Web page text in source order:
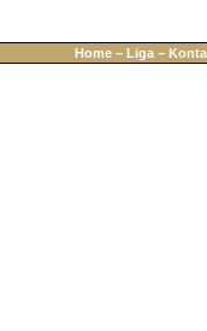
Home − Liga −